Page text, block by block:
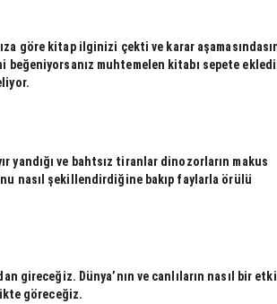
göre kitap ilginizi çekti ve karar
beğeniyorsanız muhtemelen kitabı sepete
yandığı ve bahtsız tiranlar dinozorların makus
nasıl şekillendirdiğine bakıp faylarla örülü
gireceğiz. Dünya’nın ve canlıların nasıl bir
göreceğiz.